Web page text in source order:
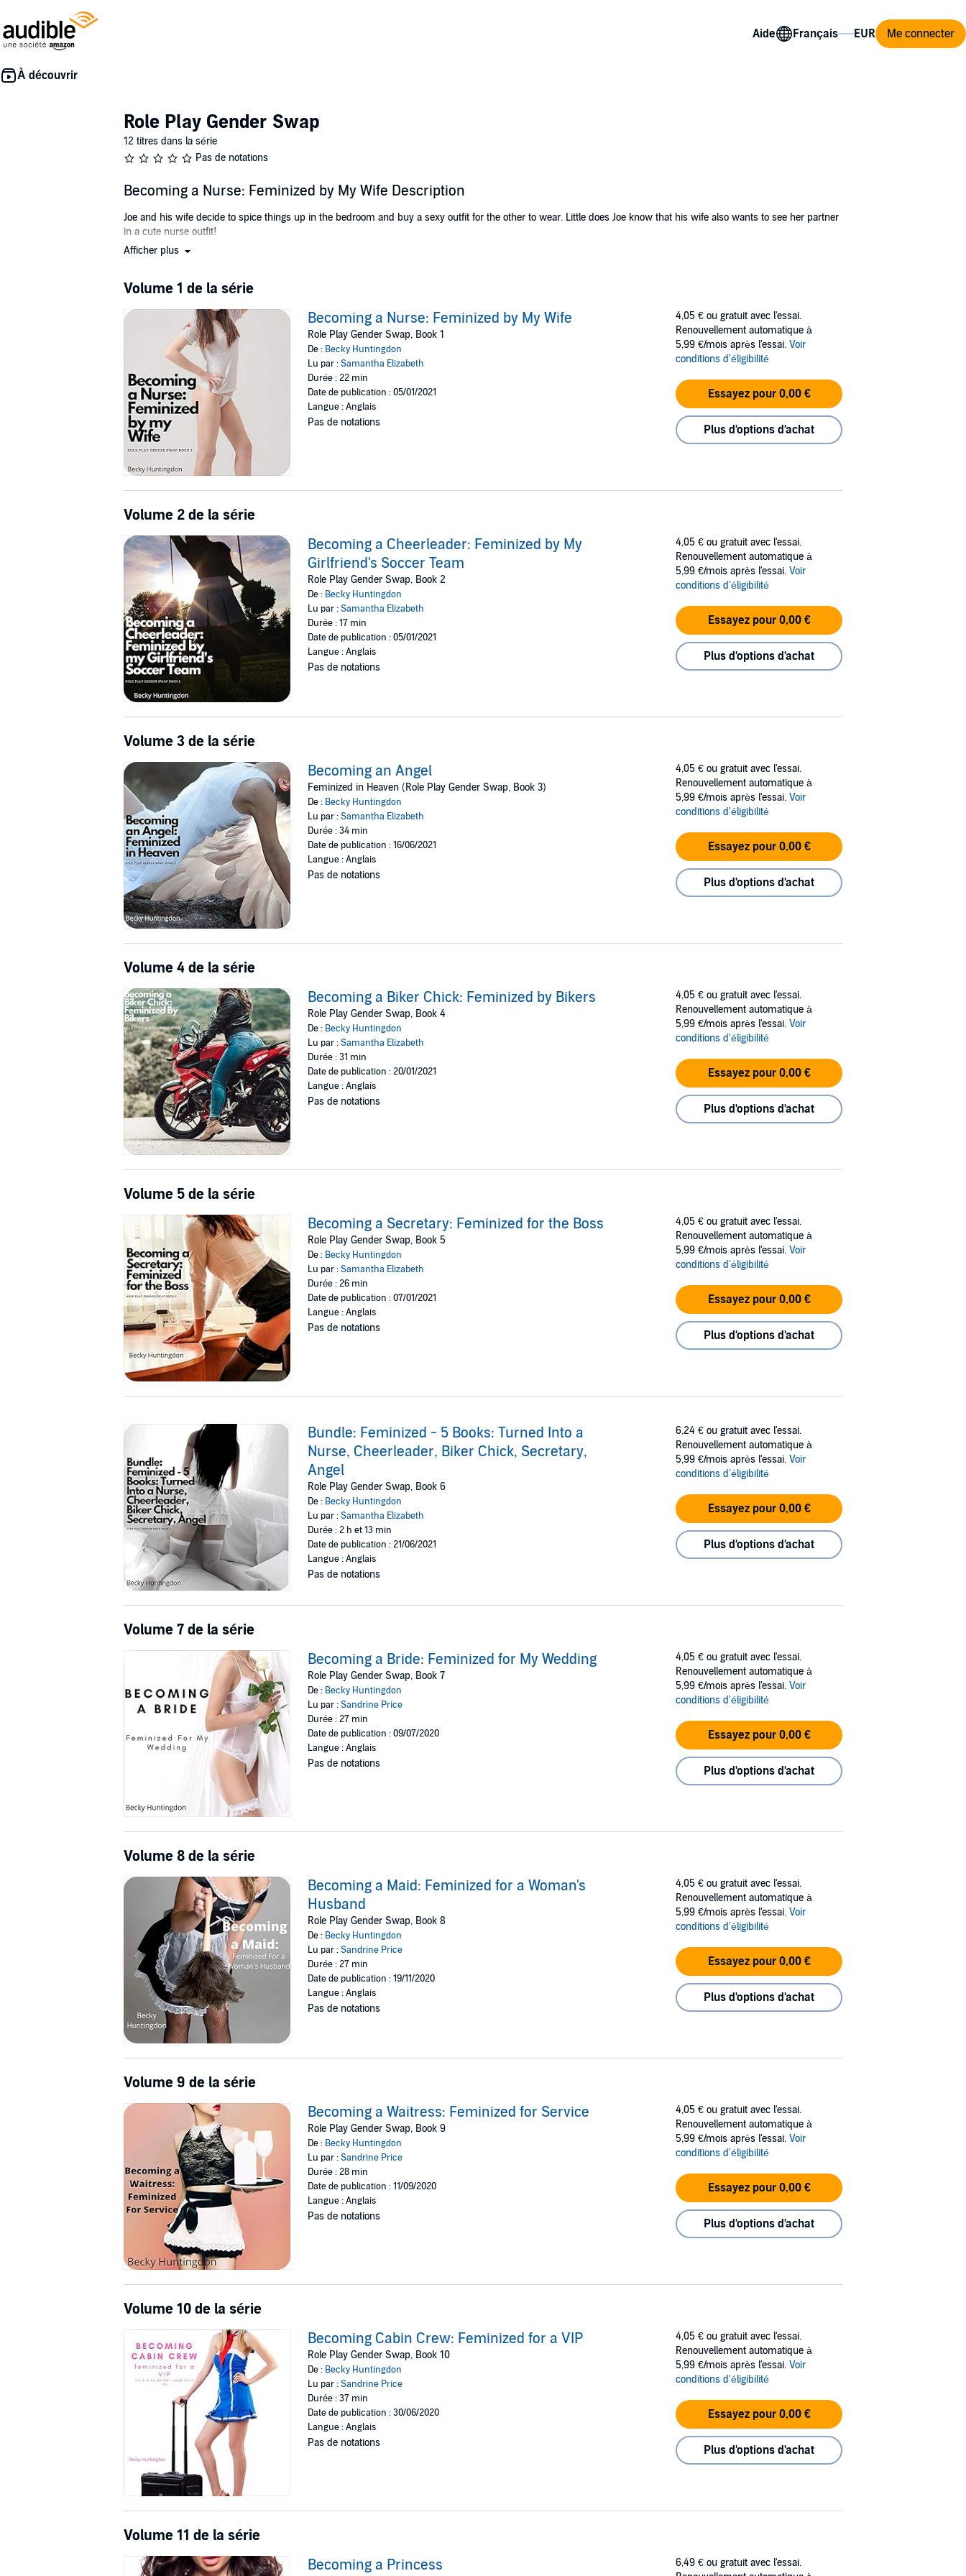
Aide Me connecter
Role Play Gender Swap
12 titres dans la série
Pas de notations
Becoming a Nurse: Feminized by My Wife Description
Joe and his wife decide to spice things up in the bedroom and buy a sexy outfit for the other to wear. Little does Joe know that his wife also wants to see her partner
in a cute nurse outfit!
With feminization, a sissy husband, and a visit from a friend, this audiobook has plenty of adult aspects and the opportunity for one man to embrace his feminine
©2019 Becky Huntingdon (P)2020 Becky Huntingdon
Afficher plus
Volume 1 de la série
Becoming a Nurse: Feminized by My Wife
Role Play Gender Swap, Book 1
De : Becky Huntingdon
Lu par :Samantha Elizabeth
Durée : 22 min
Date de publication : 05/01/2021
Langue : Anglais
Pas de notations
4,05 € ou gratuit avec l'essai.
Renouvellement automatique à
5,99 €/mois après l'essai. Voir
conditions d'éligibilité
Essayez pour 0,00 €
Plus d'options d'achat
Volume 2 de la série
Becoming a Cheerleader: Feminized by My
Girlfriend's Soccer Team
Role Play Gender Swap, Book 2
De : Becky Huntingdon
Lu par :Samantha Elizabeth
Durée : 17 min
Date de publication : 05/01/2021
Langue : Anglais
Pas de notations
4,05 € ou gratuit avec l'essai.
Renouvellement automatique à
5,99 €/mois après l'essai. Voir
conditions d'éligibilité
Essayez pour 0,00 €
Plus d'options d'achat
Volume 3 de la série
Becoming an Angel
Feminized in Heaven (Role Play Gender Swap, Book 3)
De : Becky Huntingdon
Lu par :Samantha Elizabeth
Durée : 34 min
Date de publication : 16/06/2021
Langue : Anglais
Pas de notations
4,05 € ou gratuit avec l'essai.
Renouvellement automatique à
5,99 €/mois après l'essai. Voir
conditions d'éligibilité
Essayez pour 0,00 €
Plus d'options d'achat
Volume 4 de la série
Becoming a Biker Chick: Feminized by Bikers
Role Play Gender Swap, Book 4
De : Becky Huntingdon
Lu par :Samantha Elizabeth
Durée : 31 min
Date de publication : 20/01/2021
Langue : Anglais
Pas de notations
4,05 € ou gratuit avec l'essai.
Renouvellement automatique à
5,99 €/mois après l'essai. Voir
conditions d'éligibilité
Essayez pour 0,00 €
Plus d'options d'achat
Volume 5 de la série
Becoming a Secretary: Feminized for the Boss
Role Play Gender Swap, Book 5
De : Becky Huntingdon
Lu par :Samantha Elizabeth
Durée : 26 min
Date de publication : 07/01/2021
Langue : Anglais
Pas de notations
4,05 € ou gratuit avec l'essai.
Renouvellement automatique à
5,99 €/mois après l'essai. Voir
conditions d'éligibilité
Essayez pour 0,00 €
Plus d'options d'achat
Bundle: Feminized - 5 Books: Turned Into a
Nurse, Cheerleader, Biker Chick, Secretary,
Angel
Role Play Gender Swap, Book 6
De : Becky Huntingdon
Lu par :Samantha Elizabeth
Durée : 2 h et 13 min
Date de publication : 21/06/2021
Langue : Anglais
Pas de notations
6,24 € ou gratuit avec l'essai.
Renouvellement automatique à
5,99 €/mois après l'essai. Voir
conditions d'éligibilité
Essayez pour 0,00 €
Plus d'options d'achat
Volume 7 de la série
Becoming a Bride: Feminized for My Wedding
Role Play Gender Swap, Book 7
De : Becky Huntingdon
Lu par :Sandrine Price
Durée : 27 min
Date de publication : 09/07/2020
Langue : Anglais
Pas de notations
4,05 € ou gratuit avec l'essai.
Renouvellement automatique à
5,99 €/mois après l'essai. Voir
conditions d'éligibilité
Essayez pour 0,00 €
Plus d'options d'achat
Volume 8 de la série
Becoming a Maid: Feminized for a Woman's
Husband
Role Play Gender Swap, Book 8
De : Becky Huntingdon
Lu par :Sandrine Price
Durée : 27 min
Date de publication : 19/11/2020
Langue : Anglais
Pas de notations
4,05 € ou gratuit avec l'essai.
Renouvellement automatique à
5,99 €/mois après l'essai. Voir
conditions d'éligibilité
Essayez pour 0,00 €
Plus d'options d'achat
Volume 9 de la série
Becoming a Waitress: Feminized for Service
Role Play Gender Swap, Book 9
De : Becky Huntingdon
Lu par :Sandrine Price
Durée : 28 min
Date de publication : 11/09/2020
Langue : Anglais
Pas de notations
4,05 € ou gratuit avec l'essai.
Renouvellement automatique à
5,99 €/mois après l'essai. Voir
conditions d'éligibilité
Essayez pour 0,00 €
Plus d'options d'achat
Volume 10 de la série
Becoming Cabin Crew: Feminized for a VIP
Role Play Gender Swap, Book 10
De : Becky Huntingdon
Lu par :Sandrine Price
Durée : 37 min
Date de publication : 30/06/2020
Langue : Anglais
Pas de notations
4,05 € ou gratuit avec l'essai.
Renouvellement automatique à
5,99 €/mois après l'essai. Voir
conditions d'éligibilité
Essayez pour 0,00 €
Plus d'options d'achat
Volume 11 de la série
Becoming a Princess
6,49 € ou gratuit avec l'essai.